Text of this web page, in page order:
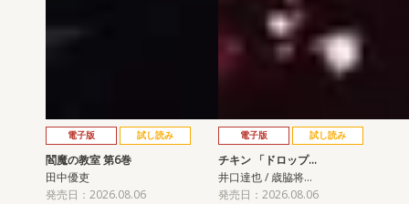
電子版 試し読み
閻魔の教室 第6巻
田中優吏
発売日：2026.08.06
電子版 試し読み
チキン 「ドロップ…
井口達也 / 歳脇将…
発売日：2026.08.06